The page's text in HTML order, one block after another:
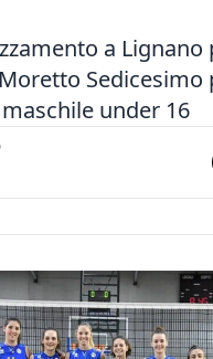
a Lignano
Sedicesimo
under 16